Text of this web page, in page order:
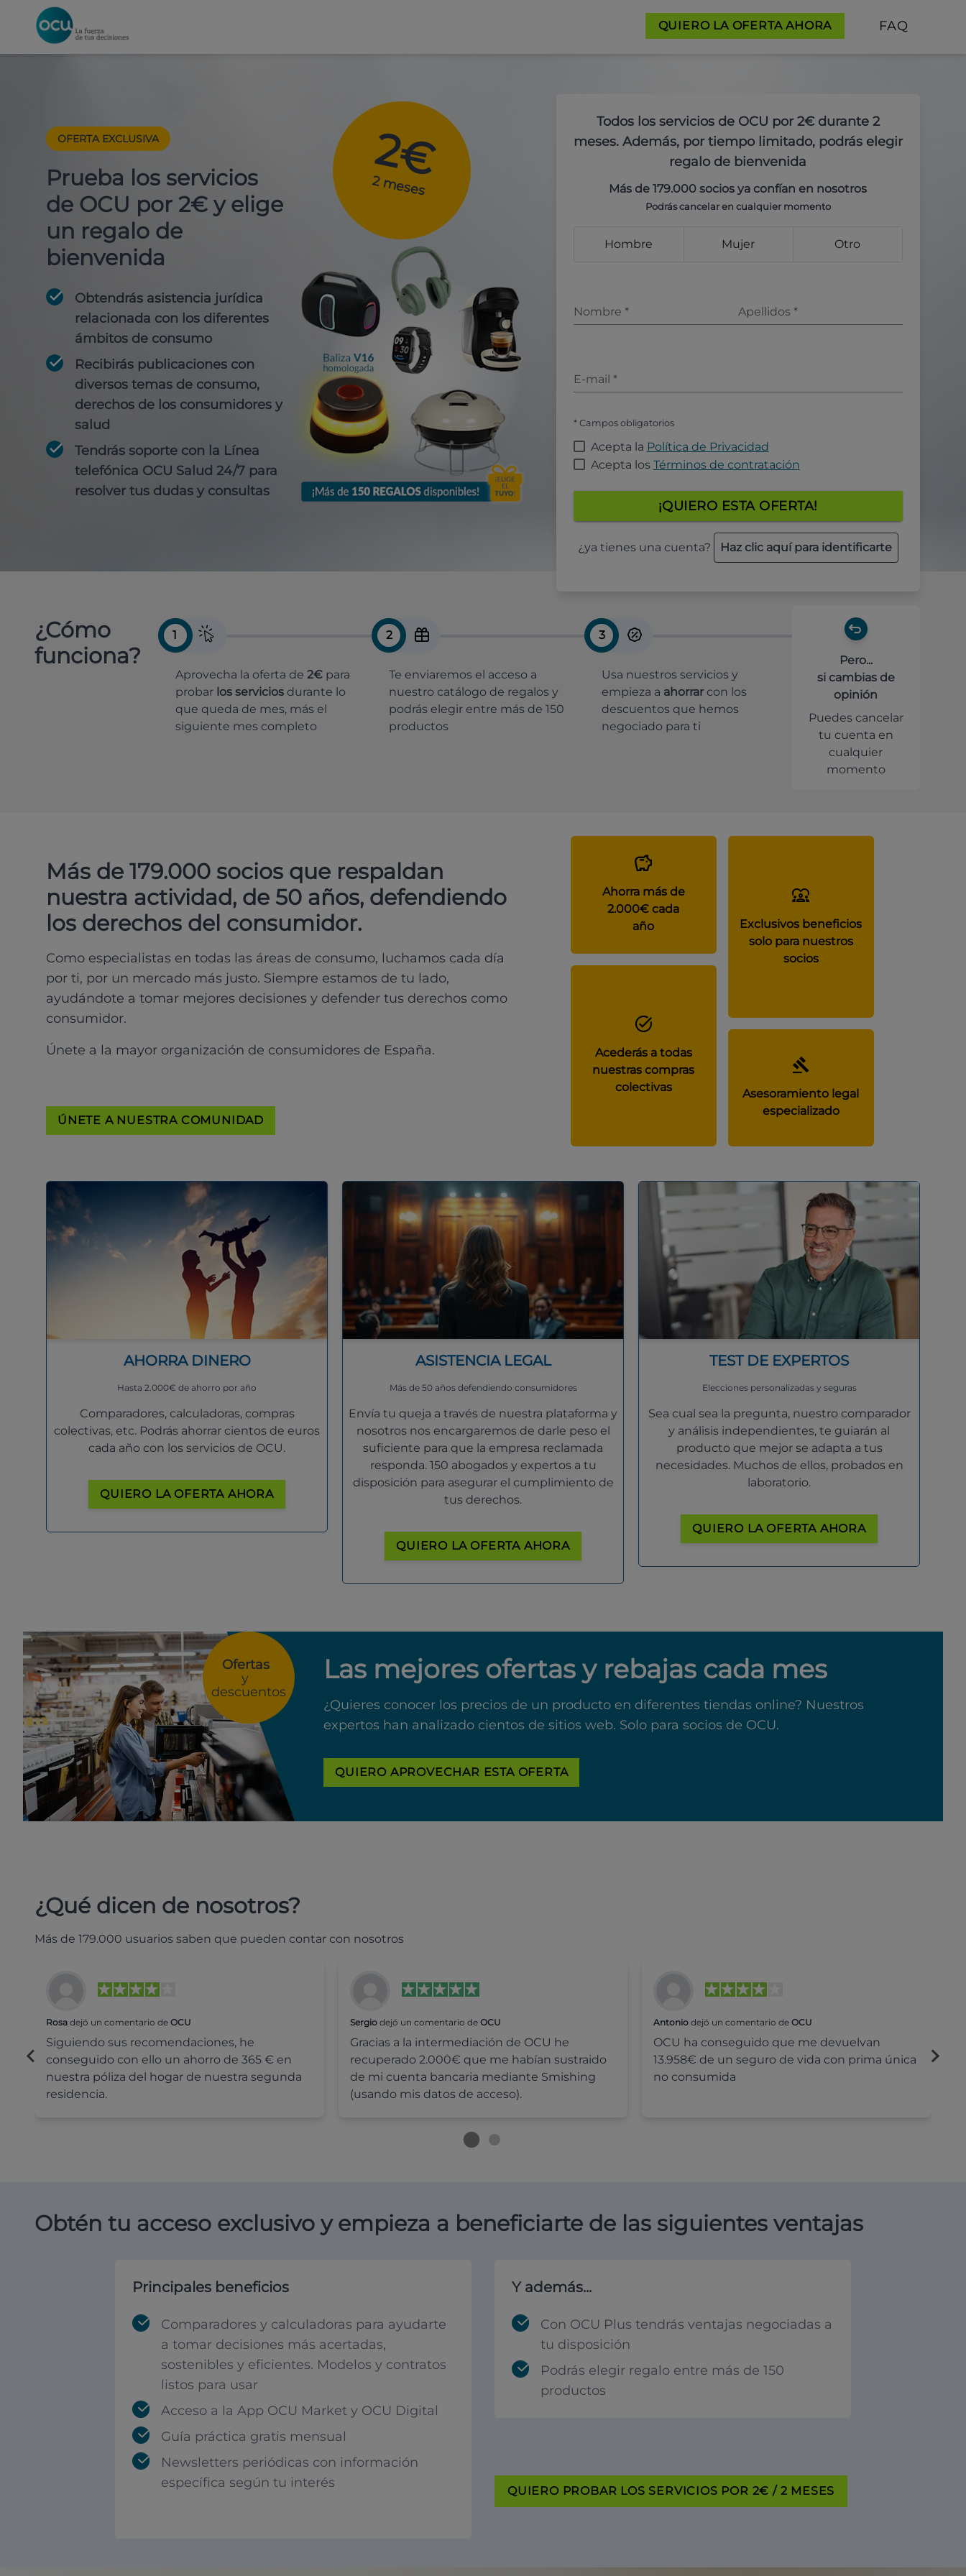
QUIERO LA OFERTA AHORA FAQ
OFERTA EXCLUSIVA
Prueba los servicios
de OCU por 2€ y elige
un regalo de
bienvenida
Obtendrás asistencia jurídica
relacionada con los diferentes
ámbitos de consumo
Recibirás publicaciones con
diversos temas de consumo,
derechos de los consumidores y
salud
Tendrás soporte con la Línea
telefónica OCU Salud 24/7 para
resolver tus dudas y consultas
2€
2 meses
Todos los servicios de OCU por 2€ durante 2
meses. Además, por tiempo limitado, podrás elegir
regalo de bienvenida
Más de 179.000 socios ya confían en nosotros
Podrás cancelar en cualquier momento
Hombre Mujer Otro
Nombre * Apellidos *
E-mail *
* Campos obligatorios
Acepta la Política de Privacidad
Acepta los Términos de contratación
¡QUIERO ESTA OFERTA!
¿ya tienes una cuenta? Haz clic aquí para identificarte
¿Cómo
funciona?
1
Aprovecha la oferta de 2€ para
probar los servicios durante lo
que queda de mes, más el
siguiente mes completo
2
Te enviaremos el acceso a
nuestro catálogo de regalos y
podrás elegir entre más de 150
productos
3
Usa nuestros servicios y
empieza a ahorrar con los
descuentos que hemos
negociado para ti
Pero...
si cambias de
opinión
Puedes cancelar
tu cuenta en
cualquier
momento
Más de 179.000 socios que respaldan
nuestra actividad, de 50 años, defendiendo
los derechos del consumidor.
Como especialistas en todas las áreas de consumo, luchamos cada día
por ti, por un mercado más justo. Siempre estamos de tu lado,
ayudándote a tomar mejores decisiones y defender tus derechos como
consumidor.
Únete a la mayor organización de consumidores de España.
ÚNETE A NUESTRA COMUNIDAD
Ahorra más de
2.000€ cada
año
Exclusivos beneficios
solo para nuestros
socios
Acederás a todas
nuestras compras
colectivas
Asesoramiento legal
especializado
AHORRA DINERO
Hasta 2.000€ de ahorro por año
Comparadores, calculadoras, compras
colectivas, etc. Podrás ahorrar cientos de euros
cada año con los servicios de OCU.
QUIERO LA OFERTA AHORA
ASISTENCIA LEGAL
Más de 50 años defendiendo consumidores
Envía tu queja a través de nuestra plataforma y
nosotros nos encargaremos de darle peso el
suficiente para que la empresa reclamada
responda. 150 abogados y expertos a tu
disposición para asegurar el cumplimiento de
tus derechos.
QUIERO LA OFERTA AHORA
TEST DE EXPERTOS
Elecciones personalizadas y seguras
Sea cual sea la pregunta, nuestro comparador
y análisis independientes, te guiarán al
producto que mejor se adapta a tus
necesidades. Muchos de ellos, probados en
laboratorio.
QUIERO LA OFERTA AHORA
Ofertas
y
descuentos
Las mejores ofertas y rebajas cada mes
¿Quieres conocer los precios de un producto en diferentes tiendas online? Nuestros
expertos han analizado cientos de sitios web. Solo para socios de OCU.
QUIERO APROVECHAR ESTA OFERTA
¿Qué dicen de nosotros?
Más de 179.000 usuarios saben que pueden contar con nosotros
Rosa dejó un comentario de OCU
Siguiendo sus recomendaciones, he
conseguido con ello un ahorro de 365 € en
nuestra póliza del hogar de nuestra segunda
residencia.
Sergiodejó un comentario de OCU
Gracias a la intermediación de OCU he
recuperado 2.000€ que me habían sustraido
de mi cuenta bancaria mediante Smishing
(usando mis datos de acceso).
Antonio dejó un comentario deOCU
OCU ha conseguido que me devuelvan
13.958€ de un seguro de vida con prima única
no consumida
Obtén tu acceso exclusivo y empieza a beneficiarte de las siguientes ventajas
Principales beneficios
Comparadores y calculadoras para ayudarte
a tomar decisiones más acertadas,
sostenibles y eficientes. Modelos y contratos
listos para usar
Acceso a la App OCU Market y OCU Digital
Guía práctica gratis mensual
Newsletters periódicas con información
específica según tu interés
Y además...
Con OCU Plus tendrás ventajas negociadas a
tu disposición
Podrás elegir regalo entre más de 150
productos
QUIERO PROBAR LOS SERVICIOS POR 2€ / 2 MESES